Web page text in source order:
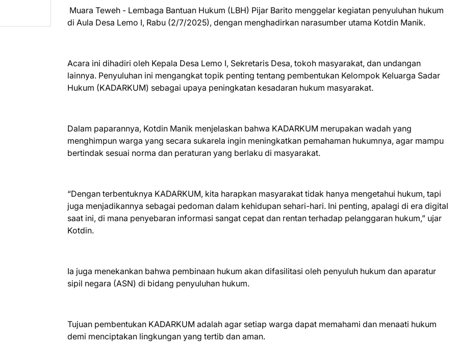
Muara Teweh - Lembaga Bantuan Hukum (LBH) Pijar Barito menggelar kegiatan penyuluhan hukum
di Aula Desa Lemo I, Rabu (2/7/2025), dengan menghadirkan narasumber utama Kotdin Manik.
Acara ini dihadiri oleh Kepala Desa Lemo I, Sekretaris Desa, tokoh masyarakat, dan undangan
lainnya. Penyuluhan ini mengangkat topik penting tentang pembentukan Kelompok Keluarga Sadar
Hukum (KADARKUM) sebagai upaya peningkatan kesadaran hukum masyarakat.
Dalam paparannya, Kotdin Manik menjelaskan bahwa KADARKUM merupakan wadah yang
menghimpun warga yang secara sukarela ingin meningkatkan pemahaman hukumnya, agar mampu
bertindak sesuai norma dan peraturan yang berlaku di masyarakat.
“Dengan terbentuknya KADARKUM, kita harapkan masyarakat tidak hanya mengetahui hukum, tapi
juga menjadikannya sebagai pedoman dalam kehidupan sehari-hari. Ini penting, apalagi di era digital
saat ini, di mana penyebaran informasi sangat cepat dan rentan terhadap pelanggaran hukum,” ujar
Kotdin.
Ia juga menekankan bahwa pembinaan hukum akan difasilitasi oleh penyuluh hukum dan aparatur
sipil negara (ASN) di bidang penyuluhan hukum.
Tujuan pembentukan KADARKUM adalah agar setiap warga dapat memahami dan menaati hukum
demi menciptakan lingkungan yang tertib dan aman.